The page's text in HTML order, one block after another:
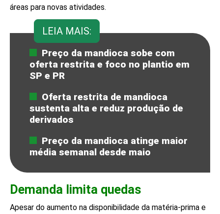
áreas para novas atividades.
LEIA MAIS:
Preço da mandioca sobe com
oferta restrita e foco no plantio em
SP e PR
Oferta restrita de mandioca
sustenta alta e reduz produção de
derivados
Preço da mandioca atinge maior
média semanal desde maio
Demanda limita quedas
Apesar do aumento na disponibilidade da matéria-prima e